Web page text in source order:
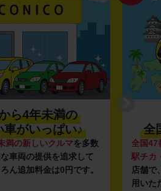
ら4年未満の
車がいっぱい♪
満の新しいクルマを多数
車両の提供を追求して
ん追加料金は0円です。
全
全国47
駅チカ
店舗で
用いた